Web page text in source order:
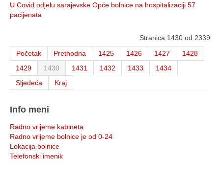
U Covid odjelu sarajevske Opće bolnice na hospitalizaciji 57
pacijenata
Stranica 1430 od 2339
Početak
Prethodna 1425 1426 1427
1428
1429
1430 1431 1432 1433
1434
Sljedeća
Kraj
Info meni
Radno vrijeme kabineta
Radno vrijeme bolnice je od 0-24
Lokacija bolnice
Telefonski imenik